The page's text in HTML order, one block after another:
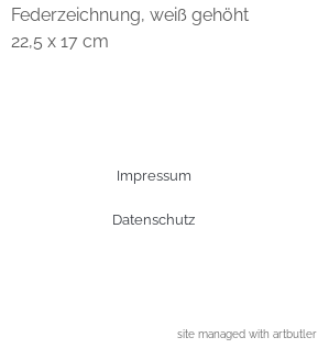
Federzeichnung, weiß gehöht
22,5 x 17 cm
Impressum
Datenschutz
site managed with artbutler